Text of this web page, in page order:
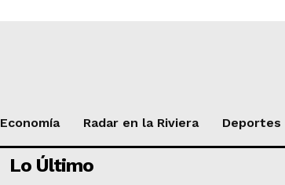
Economía Radar en la Riviera Deportes
Lo Último